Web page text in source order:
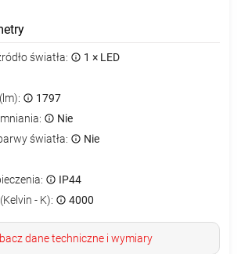
światła:
1 × LED
1797
Nie
światła:
Nie
IP44
- K):
4000
dane techniczne i wymiary